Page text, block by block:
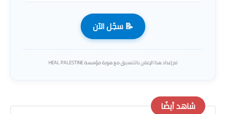
📝 سجّل الآن
تم إعداد هذا الإعلان بالتنسيق مع هوية مؤسسة HEAL PALESTINE
شاهد أيضًا